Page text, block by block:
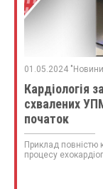
01.05.2024
Кардіологія
схвалених
початок
Приклад повністю
процесу